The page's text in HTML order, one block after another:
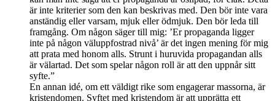
är inte kriterier som den kan beskrivas med. Den bör inte vara
anständig eller varsam, mjuk eller ödmjuk. Den bör leda till
framgång. Om någon säger till mig: ’Er propaganda ligger
inte på någon väluppfostrad nivå’ är det ingen mening för mig
att prata med honom alls. Strunt i huruvida propagandan alls
är välartad. Det som spelar någon roll är att den uppnår sitt
syfte.”
En annan idé, om ett väldigt rike som engagerar massorna, är
kristendomen. Syftet med kristendom är att upprätta ett